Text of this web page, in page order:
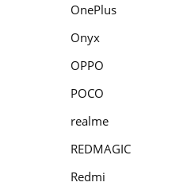
OnePlus
Onyx
OPPO
POCO
realme
REDMAGIC
Redmi